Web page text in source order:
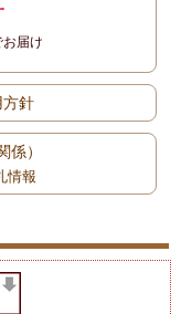
届け
方針
係）
情報